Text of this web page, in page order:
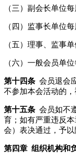
（三）副会长单位
（四）监事长单位
（五）理事、监事
（六）一般会员单
第十四条 会员退会
不参加本会活动的，
第十五条 会员如不
育；如有严重违反
会）表决通过，予以
第四章 组织机构和